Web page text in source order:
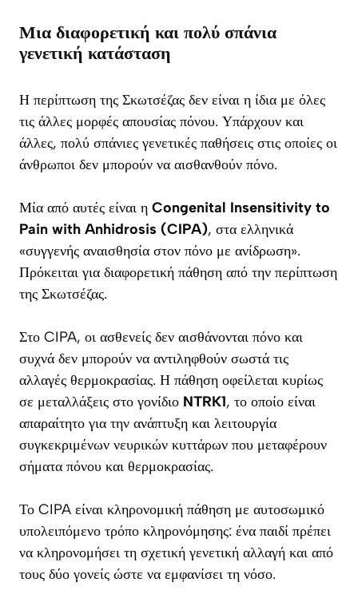
Μια διαφορετική και πολύ σπάνια
γενετική κατάσταση
Η περίπτωση της Σκωτσέζας δεν είναι η ίδια με όλες
τις άλλες μορφές απουσίας πόνου. Υπάρχουν και
άλλες, πολύ σπάνιες γενετικές παθήσεις στις οποίες οι
άνθρωποι δεν μπορούν να αισθανθούν πόνο.
Μία από αυτές είναι η Congenital Insensitivity to
Pain with Anhidrosis (CIPA), στα ελληνικά
«συγγενής αναισθησία στον πόνο με ανίδρωση».
Πρόκειται για διαφορετική πάθηση από την περίπτωση
της Σκωτσέζας.
Στο CIPA, οι ασθενείς δεν αισθάνονται πόνο και
συχνά δεν μπορούν να αντιληφθούν σωστά τις
αλλαγές θερμοκρασίας. Η πάθηση οφείλεται κυρίως
σε μεταλλάξεις στο γονίδιο NTRK1, το οποίο είναι
απαραίτητο για την ανάπτυξη και λειτουργία
συγκεκριμένων νευρικών κυττάρων που μεταφέρουν
σήματα πόνου και θερμοκρασίας.
Το CIPA είναι κληρονομική πάθηση με αυτοσωμικό
υπολειπόμενο τρόπο κληρονόμησης: ένα παιδί πρέπει
να κληρονομήσει τη σχετική γενετική αλλαγή και από
τους δύο γονείς ώστε να εμφανίσει τη νόσο.